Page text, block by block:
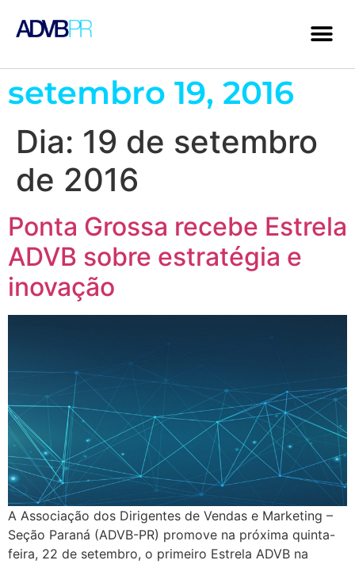
setembro 19, 2016
Dia: 19 de setembro
de 2016
Ponta Grossa recebe Estrela
ADVB sobre estratégia e
inovação
A Associação dos Dirigentes de Vendas e Marketing –
Seção Paraná (ADVB-PR) promove na próxima quinta-
feira, 22 de setembro, o primeiro Estrela ADVB na